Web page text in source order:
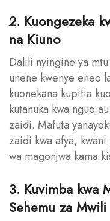
2. Kuongezeka
na Kiuno
Dalili nyingine ya
unene kwenye eneo
kuonekana kupitia
kutanuka kwa nguo
zaidi. Mafuta
zaidi kwa afya,
wa magonjwa kama
3. Kuvimba kwa
Sehemu za Mwili